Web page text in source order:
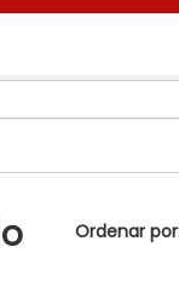
Ordenar por